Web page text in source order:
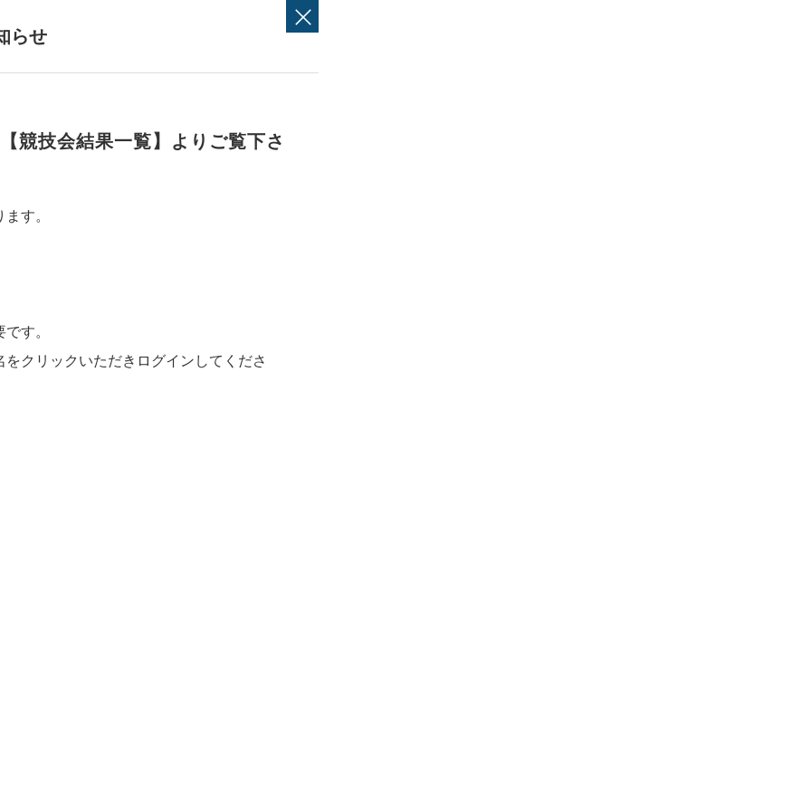
らせ
競技会結果一覧】よりご覧下さ
す。
す。
クリックいただきログインしてくださ